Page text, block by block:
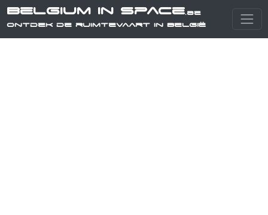
Belgium in Space.be
Ontdek de ruimtevaart in België